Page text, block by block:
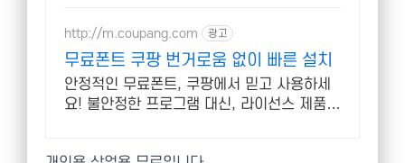
http://m.coupang.com 광고
무료폰트 쿠팡 번거로움 없이 빠른 설치
안정적인 무료폰트, 쿠팡에서 믿고 사용하세
요! 불안정한 프로그램 대신, 라이선스 제품으